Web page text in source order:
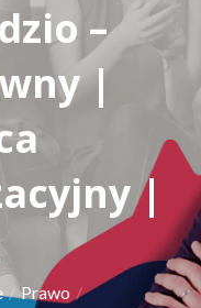
–
|
|
Prawo